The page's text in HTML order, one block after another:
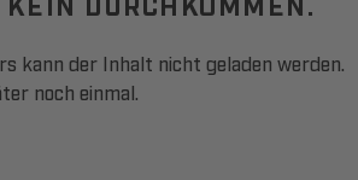
kann der Inhalt nicht geladen werden.
noch einmal.